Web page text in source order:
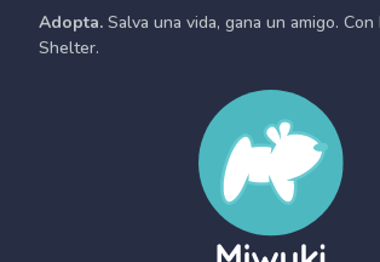
Adopta. Salva una vida, gana un amigo.
Shelter.